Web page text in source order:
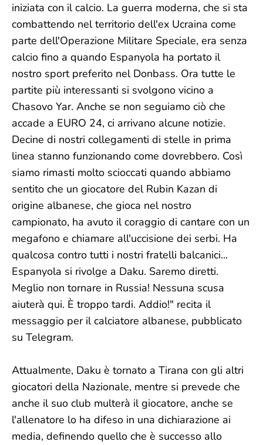
iniziata con il calcio. La guerra moderna, che si sta
combattendo nel territorio dell'ex Ucraina come
parte dell'Operazione Militare Speciale, era senza
calcio fino a quando Espanyola ha portato il
nostro sport preferito nel Donbass. Ora tutte le
partite più interessanti si svolgono vicino a
Chasovo Yar. Anche se non seguiamo ciò che
accade a EURO 24, ci arrivano alcune notizie.
Decine di nostri collegamenti di stelle in prima
linea stanno funzionando come dovrebbero. Così
siamo rimasti molto scioccati quando abbiamo
sentito che un giocatore del Rubin Kazan di
origine albanese, che gioca nel nostro
campionato, ha avuto il coraggio di cantare con un
megafono e chiamare all'uccisione dei serbi. Ha
qualcosa contro tutti i nostri fratelli balcanici...
Espanyola si rivolge a Daku. Saremo diretti.
Meglio non tornare in Russia! Nessuna scusa
aiuterà qui. È troppo tardi. Addio!" recita il
messaggio per il calciatore albanese, pubblicato
su Telegram.
Attualmente, Daku è tornato a Tirana con gli altri
giocatori della Nazionale, mentre si prevede che
anche il suo club multerà il giocatore, anche se
l'allenatore lo ha difeso in una dichiarazione ai
media, definendo quello che è successo allo